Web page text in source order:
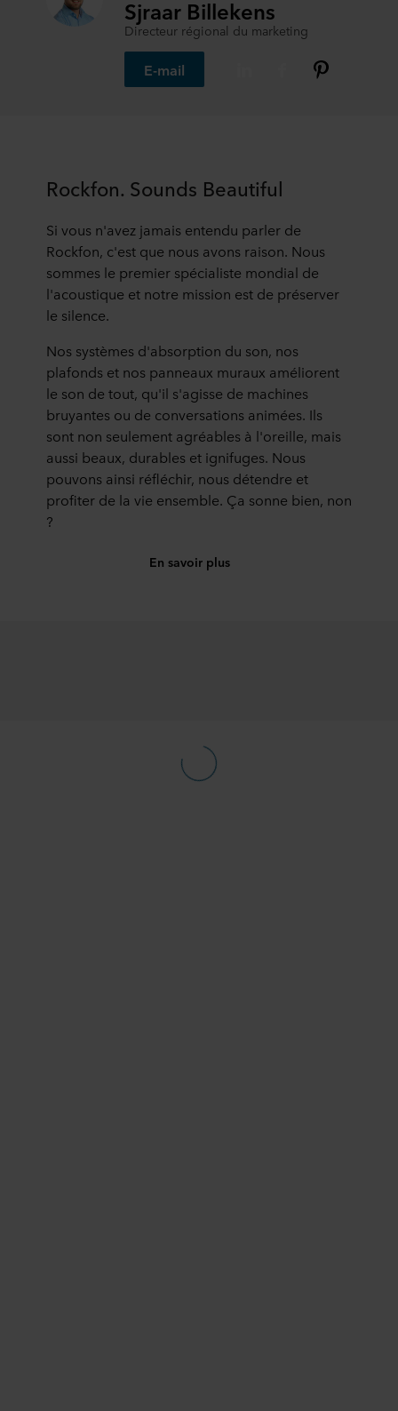
Sjraar Billekens
Directeur régional du marketing
E-mail
Rockfon. Sounds Beautiful
Si vous n'avez jamais entendu parler de
Rockfon, c'est que nous avons raison. Nous
sommes le premier spécialiste mondial de
l'acoustique et notre mission est de préserver
le silence.
Nos systèmes d'absorption du son, nos
plafonds et nos panneaux muraux améliorent
le son de tout, qu'il s'agisse de machines
bruyantes ou de conversations animées. Ils
sont non seulement agréables à l'oreille, mais
aussi beaux, durables et ignifuges. Nous
pouvons ainsi réfléchir, nous détendre et
profiter de la vie ensemble. Ça sonne bien, non
?
En savoir plus